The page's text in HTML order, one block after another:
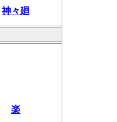
神々廻
楽